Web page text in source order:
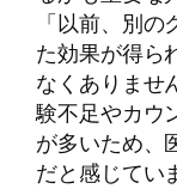
「以前、別
た効果が得ら
なくありませ
験不足やカウ
が多いため、
だと感じてい